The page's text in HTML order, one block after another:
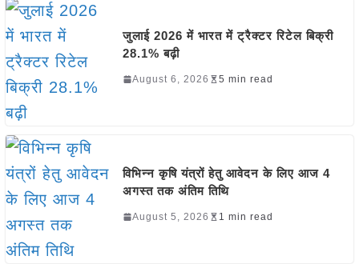
जुलाई 2026 में भारत में ट्रैक्टर रिटेल बिक्री
28.1% बढ़ी
August 6, 2026 5 min read
विभिन्न कृषि यंत्रों हेतु आवेदन के लिए आज 4
अगस्त तक अंतिम तिथि
August 5, 2026 1 min read